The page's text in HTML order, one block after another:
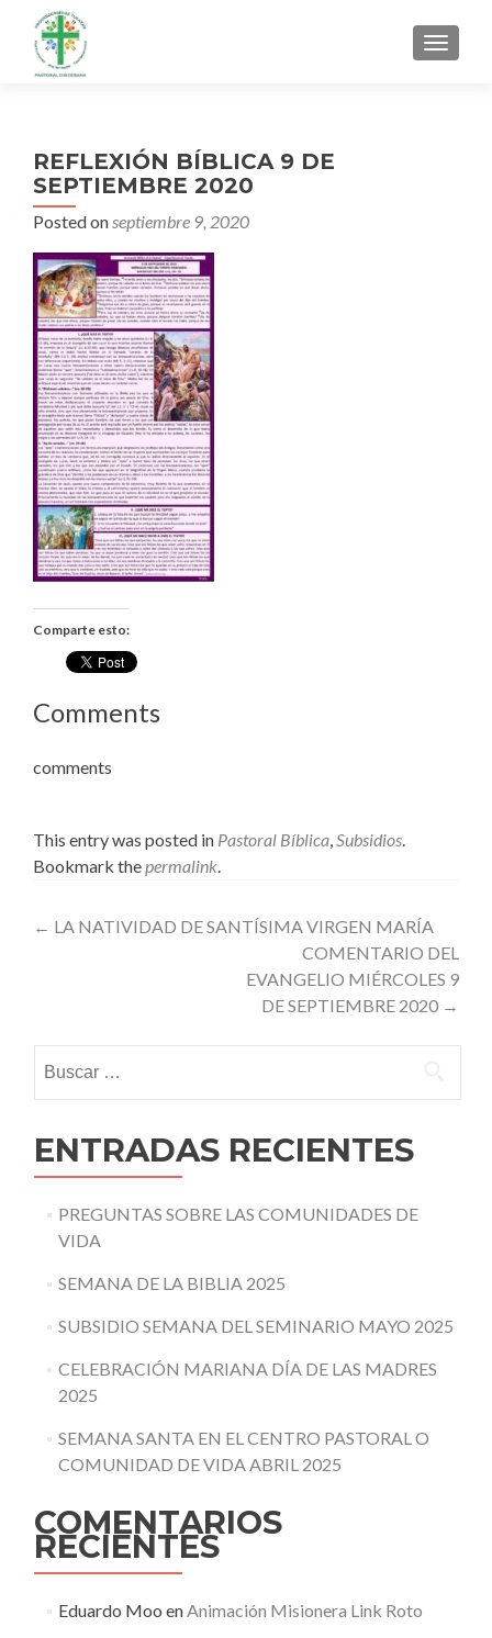
MENU
REFLEXIÓN BÍBLICA 9 DE
SEPTIEMBRE 2020
Posted onseptiembre 9, 2020
Comparte esto:
Comments
comments
This entry was posted in Pastoral Bíblica,Subsidios.
Bookmark thepermalink.
Post
← LA NATIVIDAD DE SANTÍSIMA VIRGEN MARÍA
COMENTARIO DEL
EVANGELIO MIÉRCOLES 9
DE SEPTIEMBRE 2020 →
ENTRADAS RECIENTES
PREGUNTAS SOBRE LAS COMUNIDADES DE
VIDA
SEMANA DE LA BIBLIA 2025
SUBSIDIO SEMANA DEL SEMINARIO MAYO 2025
CELEBRACIÓN MARIANA DÍA DE LAS MADRES
2025
SEMANA SANTA EN EL CENTRO PASTORAL O
COMUNIDAD DE VIDA ABRIL 2025
COMENTARIOS
RECIENTES
Eduardo Moo enAnimación Misionera Link Roto